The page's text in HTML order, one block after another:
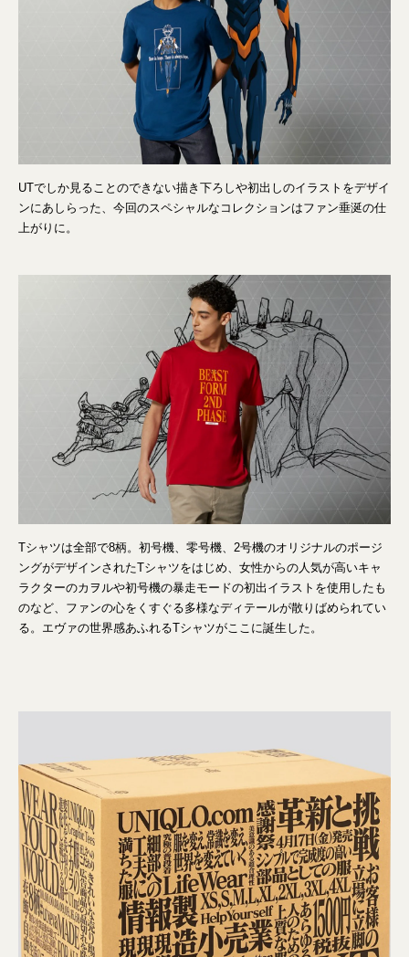
UTでしか見ることのできない描き下ろしや初出しのイラストをデザイ
ンにあしらった、今回のスペシャルなコレクションはファン垂涎の仕
上がりに。
Tシャツは全部で8柄。初号機、零号機、2号機のオリジナルのポージ
ングがデザインされたTシャツをはじめ、女性からの人気が高いキャ
ラクターのカヲルや初号機の暴走モードの初出イラストを使用したも
のなど、ファンの心をくすぐる多様なディテールが散りばめられてい
る。エヴァの世界感あふれるTシャツがここに誕生した。